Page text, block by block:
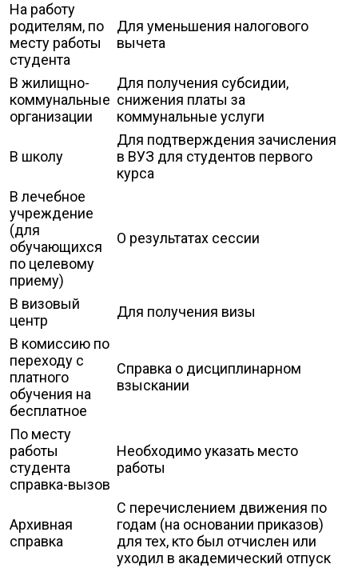
На работу
родителям, по
месту работы
студента
Для уменьшения налогового
вычета
В жилищно-
коммунальные
организации
Для получения субсидии,
снижения платы за
коммунальные услуги
В школу
Для подтверждения зачисления
в ВУЗ для студентов первого
курса
В лечебное
учреждение
(для
обучающихся
по целевому
приему)
О результатах сессии
В визовый
центр
Для получения визы
В комиссию по
переходу с
платного
обучения на
бесплатное
Справка о дисциплинарном
взыскании
По месту
работы
студента
справка-вызов
Необходимо указать место
работы
Архивная
справка
С перечислением движения по
годам (на основании приказов)
для тех, кто был отчислен или
уходил в академический отпуск